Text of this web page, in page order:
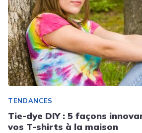
TENDANCES
Tie-dye DIY : 5 façons
vos T-shirts à la maison